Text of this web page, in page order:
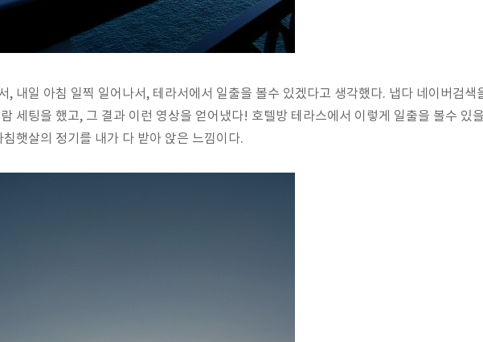
, 내일 아침 일찍 일어나서, 테라서에서 일출을 볼수 있겠다고 생각했다. 냅다 네이버검색
세팅을 했고, 그 결과 이런 영상을 얻어냈다! 호텔방 테라스에서 이렇게 일출을 볼수 있
침햇살의 정기를 내가 다 받아 앉은 느낌이다.